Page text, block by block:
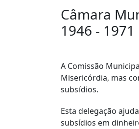
Câmara
1946 - 1971
A Comissão
Misericórdia, mas
subsídios.
Esta delegação
subsídios em